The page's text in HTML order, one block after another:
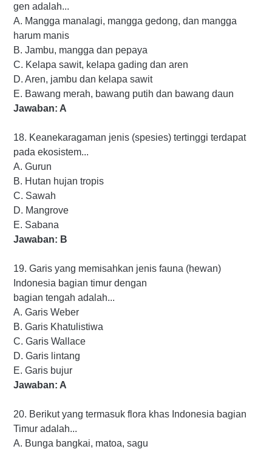
gen adalah...
A. Mangga manalagi, mangga gedong, dan mangga
harum manis
B. Jambu, mangga dan pepaya
C. Kelapa sawit, kelapa gading dan aren
D. Aren, jambu dan kelapa sawit
E. Bawang merah, bawang putih dan bawang daun
Jawaban: A
18. Keanekaragaman jenis (spesies) tertinggi terdapat
pada ekosistem...
A. Gurun
B. Hutan hujan tropis
C. Sawah
D. Mangrove
E. Sabana
Jawaban: B
19. Garis yang memisahkan jenis fauna (hewan)
Indonesia bagian timur dengan
bagian tengah adalah...
A. Garis Weber
B. Garis Khatulistiwa
C. Garis Wallace
D. Garis lintang
E. Garis bujur
Jawaban: A
20. Berikut yang termasuk flora khas Indonesia bagian
Timur adalah...
A. Bunga bangkai, matoa, sagu